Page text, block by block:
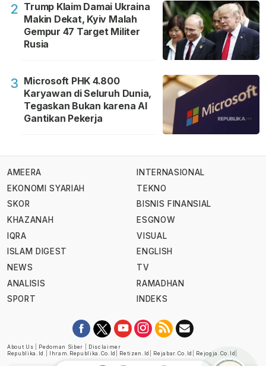
2 Trump Klaim Damai Ukraina
Makin Dekat, Kyiv Malah
Gempur 47 Target Militer
Rusia
3 Microsoft PHK 4.800
Karyawan di Seluruh Dunia,
Tegaskan Bukan karena AI
Gantikan Pekerja
AMEERA
EKONOMI SYARIAH
SKOR
KHAZANAH
IQRA
ISLAM DIGEST
NEWS
ANALISIS
SPORT
INTERNASIONAL
TEKNO
BISNIS FINANSIAL
ESGNOW
VISUAL
ENGLISH
TV
RAMADHAN
INDEKS
About Us Pedoman Siber
Disclaimer
Republika.id
Ihram.republika.co.id Retizen.id Rejabar.co.id Rejogja.co.id